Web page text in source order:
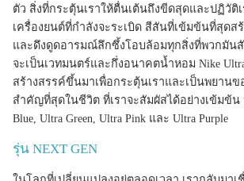
ตัว สิ่งที่กระตุ้นเราให้ตื่นเต้นถึงขีดสุดและปฏิวัติ
เครื่องยนต์ที่กำลังจะระเบิด สีสันที่เข้มข้นที่สุดส
และดึงดูดอารมณ์ลึกซึ้งโอบล้อมทุกสิ่งที่พวกมัน
จะเป็นเวทมนตร์และกึ่งอนาคตน้ำหอม Nike
สร้างสรรค์ขึ้นมาเพื่อกระตุ้นเราและเป็นพยาน
สำคัญที่สุดในชีวิต ที่เราจะสัมผัสได้อย่างเข้มข้น
Blue, Ultra Green, Ultra Pink และ Ultra Purple
รุ่น NEXT GEN